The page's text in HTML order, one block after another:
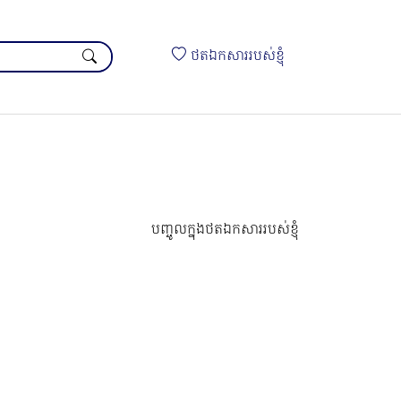
ថតឯកសាររបស់ខ្ញុំ
បញ្ចូលក្នុងថតឯកសាររបស់ខ្ញុំ